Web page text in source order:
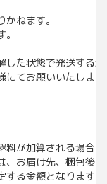
ねます。
た状態で発送する
にてお願いいたしま
料が加算される場合
お届け先、梱包後
る金額となります。